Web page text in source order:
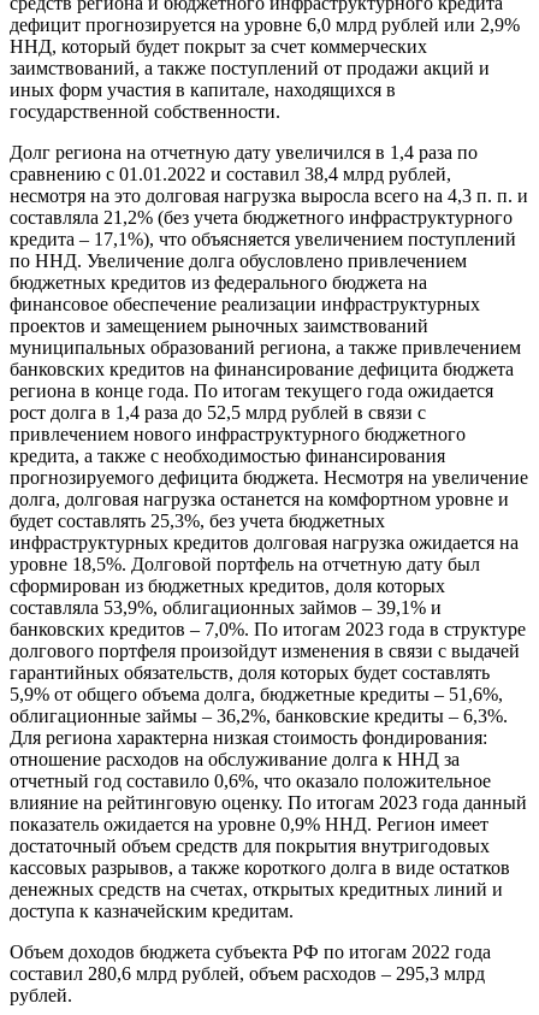
дефицит прогнозируется на уровне 6,0 млрд рублей или 2,9%
ННД, который будет покрыт за счет коммерческих
заимствований, а также поступлений от продажи акций и
иных форм участия в капитале, находящихся в
государственной собственности.
Долг региона на отчетную дату увеличился в 1,4 раза по
сравнению с 01.01.2022 и составил 38,4 млрд рублей,
несмотря на это долговая нагрузка выросла всего на 4,3 п. п. и
составляла 21,2% (без учета бюджетного инфраструктурного
кредита – 17,1%), что объясняется увеличением поступлений
по ННД. Увеличение долга обусловлено привлечением
бюджетных кредитов из федерального бюджета на
финансовое обеспечение реализации инфраструктурных
проектов и замещением рыночных заимствований
муниципальных образований региона, а также привлечением
банковских кредитов на финансирование дефицита бюджета
региона в конце года. По итогам текущего года ожидается
рост долга в 1,4 раза до 52,5 млрд рублей в связи с
привлечением нового инфраструктурного бюджетного
кредита, а также с необходимостью финансирования
прогнозируемого дефицита бюджета. Несмотря на увеличение
долга, долговая нагрузка останется на комфортном уровне и
будет составлять 25,3%, без учета бюджетных
инфраструктурных кредитов долговая нагрузка ожидается на
уровне 18,5%. Долговой портфель на отчетную дату был
сформирован из бюджетных кредитов, доля которых
составляла 53,9%, облигационных займов – 39,1% и
банковских кредитов – 7,0%. По итогам 2023 года в структуре
долгового портфеля произойдут изменения в связи с выдачей
гарантийных обязательств, доля которых будет составлять
5,9% от общего объема долга, бюджетные кредиты – 51,6%,
облигационные займы – 36,2%, банковские кредиты – 6,3%.
Для региона характерна низкая стоимость фондирования:
отношение расходов на обслуживание долга к ННД за
отчетный год составило 0,6%, что оказало положительное
влияние на рейтинговую оценку. По итогам 2023 года данный
показатель ожидается на уровне 0,9% ННД. Регион имеет
достаточный объем средств для покрытия внутригодовых
кассовых разрывов, а также короткого долга в виде остатков
денежных средств на счетах, открытых кредитных линий и
доступа к казначейским кредитам.
Объем доходов бюджета субъекта РФ по итогам 2022 года
составил 280,6 млрд рублей, объем расходов – 295,3 млрд
рублей.